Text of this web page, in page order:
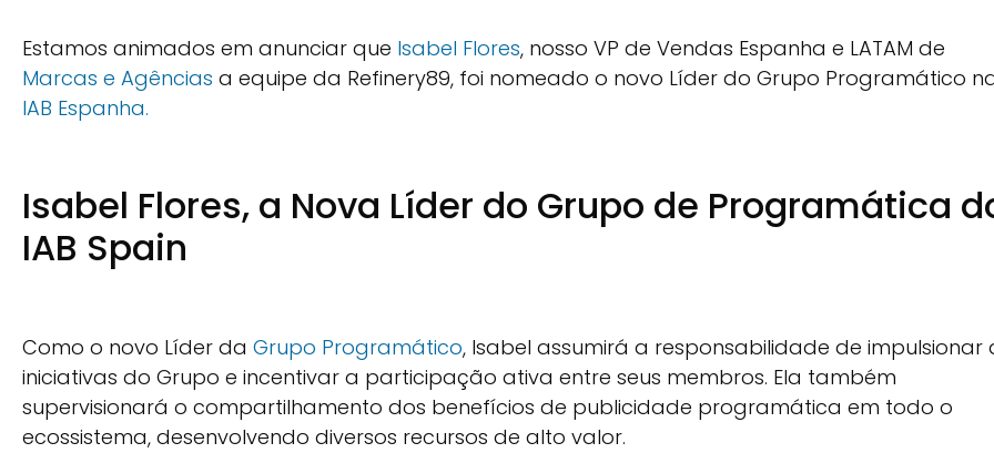
Estamos animados em anunciar que Isabel Flores, nosso VP de Vendas Espanha e LATAM de
Marcas e Agências a equipe da Refinery89, foi nomeado o novo Líder do Grupo Programático
IAB Espanha.
Isabel Flores, a Nova Líder do Grupo de Programática
IAB Spain
Como o novo Líder da Grupo Programático, Isabel assumirá a responsabilidade de impulsionar
iniciativas do Grupo e incentivar a participação ativa entre seus membros. Ela também
supervisionará o compartilhamento dos benefícios de publicidade programática em todo o
ecossistema, desenvolvendo diversos recursos de alto valor.